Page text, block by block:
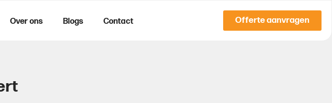
Over ons Blogs Contact Offerte aanvragen